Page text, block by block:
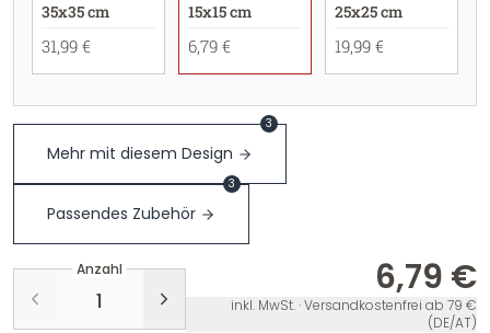
35x35 cm
31,99 €
15x15 cm
6,79 €
25x25 cm
19,99 €
Mehr mit diesem Design
3
Passendes Zubehör
3
Anzahl 6,79 €
inkl. MwSt. · Versandkostenfrei ab 79 €
(DE/AT)